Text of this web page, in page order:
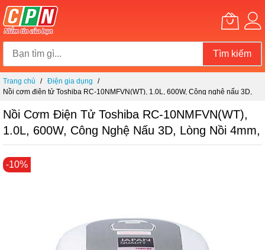
Tìm kiếm
Chuyển
đến
dung
Trang chủ
Điện gia dụng
Nồi cơm điện tử Toshiba RC-10NMFVN(WT), 1.0L, 600W, Công nghệ nấu 3D,
Nồi Cơm Điện Tử Toshiba RC-10NMFVN(WT),
1.0L, 600W, Công Nghệ Nấu 3D, Lòng Nồi 4mm,
Chuyển
đến
-10%